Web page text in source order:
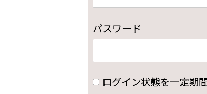
パスワード
ログイン状態を一定期